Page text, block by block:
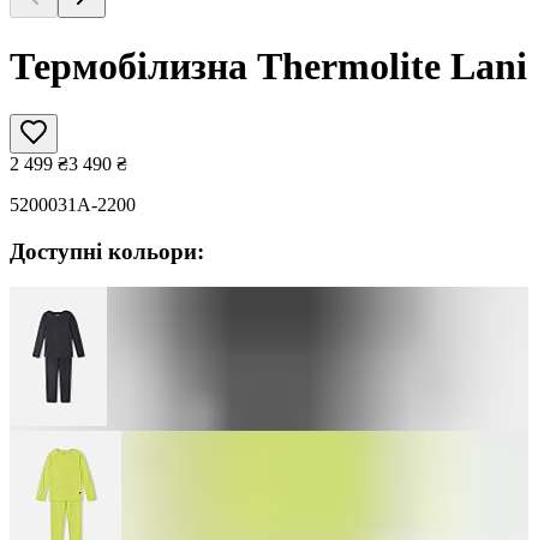
Термобілизна Thermolite Lani
2 499 ₴3 490 ₴
5200031A-2200
Доступні кольори: